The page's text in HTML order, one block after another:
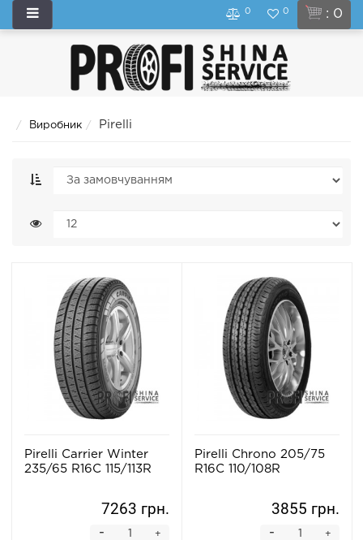
: 0
0 0
Виробник Pirelli
Pirelli Carrier Winter
235/65 R16C 115/113R
7263 грн.
+
-
Pirelli Chrono 205/75
R16C 110/108R
3855 грн.
+
-